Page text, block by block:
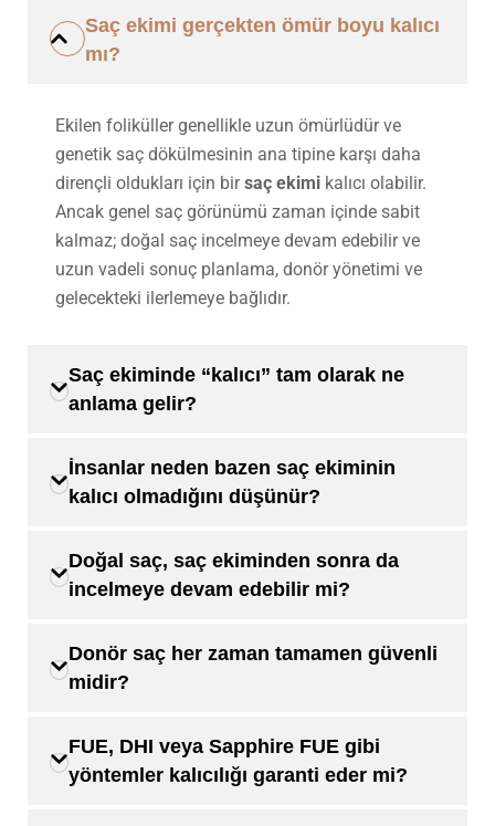
Saç ekimi gerçekten ömür boyu kalıcı
mı?
Ekilen foliküller genellikle uzun ömürlüdür ve
genetik saç dökülmesinin ana tipine karşı daha
dirençli oldukları için birsaç ekimi kalıcı olabilir.
Ancak genel saç görünümü zaman içinde sabit
kalmaz; doğal saç incelmeye devam edebilir ve
uzun vadeli sonuç planlama, donör yönetimi ve
gelecekteki ilerlemeye bağlıdır.
Saç ekiminde “kalıcı” tam olarak ne
anlama gelir?
İnsanlar neden bazen saç ekiminin
kalıcı olmadığını düşünür?
Doğal saç, saç ekiminden sonra da
incelmeye devam edebilir mi?
Donör saç her zaman tamamen güvenli
midir?
FUE, DHI veya Sapphire FUE gibi
yöntemler kalıcılığı garanti eder mi?